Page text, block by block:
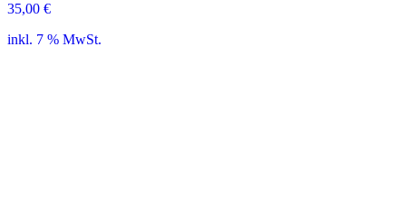
35,00 €
inkl. 7 % MwSt.